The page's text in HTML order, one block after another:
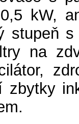
kW,
stupeň
na
zbytky